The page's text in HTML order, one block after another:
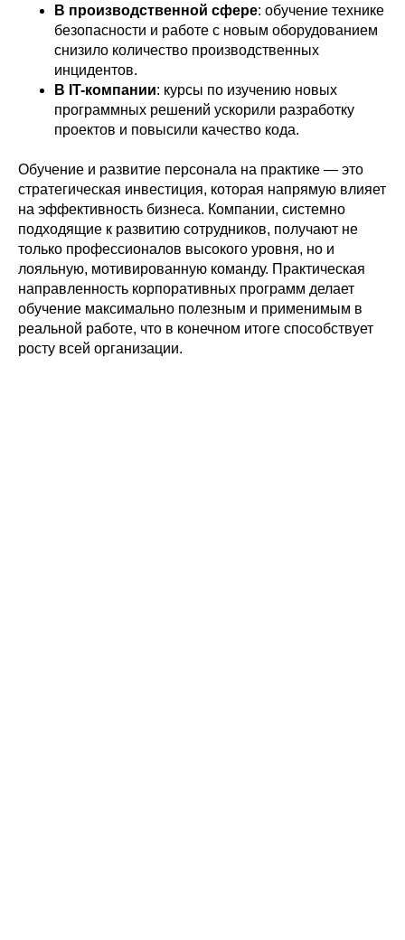
В производственной сфере: обучение технике
безопасности и работе с новым оборудованием
снизило количество производственных
инцидентов.
В IT-компании: курсы по изучению новых
программных решений ускорили разработку
проектов и повысили качество кода.
Обучение и развитие персонала на практике — это
стратегическая инвестиция, которая напрямую влияет
на эффективность бизнеса. Компании, системно
подходящие к развитию сотрудников, получают не
только профессионалов высокого уровня, но и
лояльную, мотивированную команду. Практическая
направленность корпоративных программ делает
обучение максимально полезным и применимым в
реальной работе, что в конечном итоге способствует
росту всей организации.